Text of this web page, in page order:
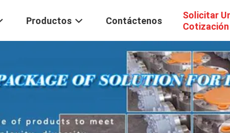
Productos Contáctenos
Solicitar
Cotización